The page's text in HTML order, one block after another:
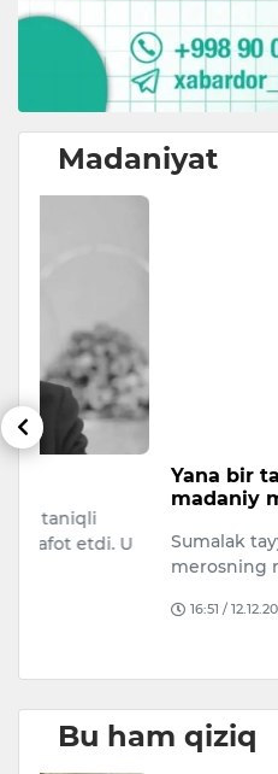
Madaniyat
Yana bir taom
madaniy merosi
Sumalak tayyorlash
merosning reprezentativ
Bu ham qiziq